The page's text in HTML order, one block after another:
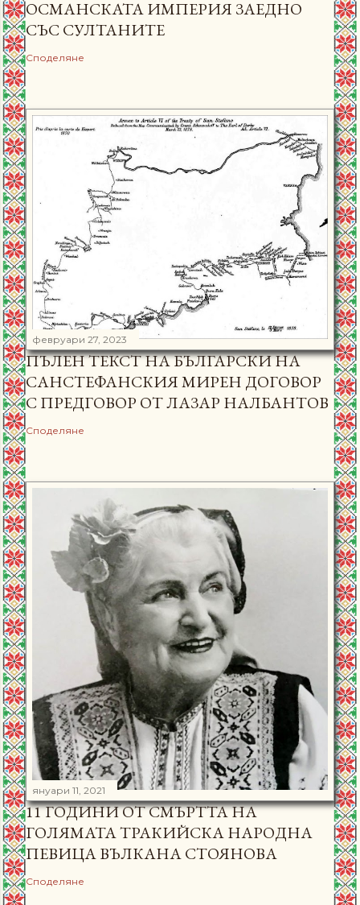
ОСМАНСКАТА ИМПЕРИЯ ЗАЕДНО
СЪС СУЛТАНИТЕ
Споделяне
февруари 27, 2023
ПЪЛЕН ТЕКСТ НА БЪЛГАРСКИ НА
САНСТЕФАНСКИЯ МИРЕН ДОГОВОР
С ПРЕДГОВОР ОТ ЛАЗАР НАЛБАНТОВ
Споделяне
януари 11, 2021
11 ГОДИНИ ОТ СМЪРТТА НА
ГОЛЯМАТА ТРАКИЙСКА НАРОДНА
ПЕВИЦА ВЪЛКАНА СТОЯНОВА
Споделяне